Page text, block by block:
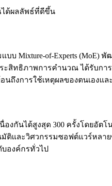
ได้ผลลัพธ์ที่ดีขึ้น
บ Mixture-of-Experts (MoE)
ระสิทธิภาพการคำนวณ ได้รับ
ถึงการใช้เหตุผลของตนเอง
องกันได้สูงสุด 300 ครั้งโดย
และวิศวกรรมซอฟต์แวร์หลา
องค์กรทั่วไป